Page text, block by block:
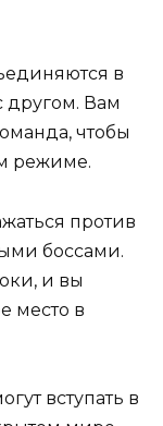
в
другом. Вам
чтобы
режиме.
против
боссами.
и вы
место в
вступать в